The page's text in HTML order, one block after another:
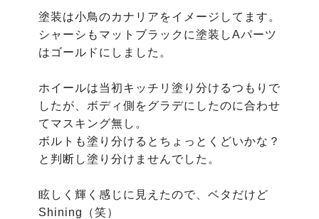
塗装は小鳥のカナリアをイメージしてます。
シャーシもマットブラックに塗装しAパーツ
はゴールドにしました。
ホイールは当初キッチリ塗り分けるつもりで
したが、ボディ側をグラデにしたのに合わせ
てマスキング無し。
ボルトも塗り分けるとちょっとくどいかな？
と判断し塗り分けませんでした。
眩しく輝く感じに見えたので、ベタだけど
Shining（笑）